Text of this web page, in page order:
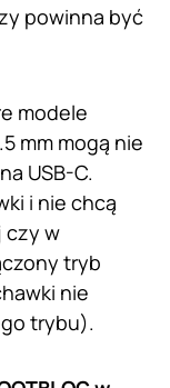
powinna być
modele
mm mogą nie
USB-C.
i nie chcą
czy w
tryb
nie
trybu).